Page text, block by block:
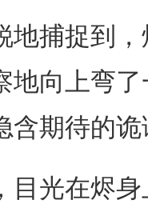
捕捉到，
地向上弯
含期待的诡
光在烬身